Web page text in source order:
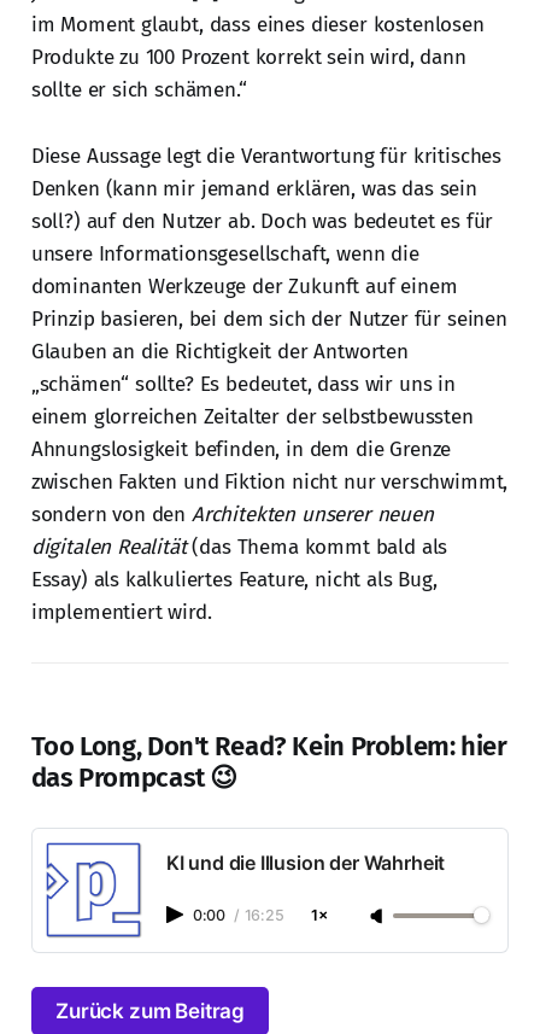
im Moment glaubt, dass eines dieser kostenlosen
Produkte zu 100 Prozent korrekt sein wird, dann
sollte er sich schämen.“
Diese Aussage legt die Verantwortung für kritisches
Denken (kann mir jemand erklären, was das sein
soll?) auf den Nutzer ab. Doch was bedeutet es für
unsere Informationsgesellschaft, wenn die
dominanten Werkzeuge der Zukunft auf einem
Prinzip basieren, bei dem sich der Nutzer für seinen
Glauben an die Richtigkeit der Antworten
„schämen“ sollte? Es bedeutet, dass wir uns in
einem glorreichen Zeitalter der selbstbewussten
Ahnungslosigkeit befinden, in dem die Grenze
zwischen Fakten und Fiktion nicht nur verschwimmt,
sondern von den Architekten unserer neuen
digitalen Realität(das Thema kommt bald als
Essay) als kalkuliertes Feature, nicht als Bug,
implementiert wird.
Too Long, Don't Read? Kein Problem: hier
das Prompcast 😉
KI und die Illusion der Wahrheit
0:00 / 16:25 1×
Zurück zum Beitrag